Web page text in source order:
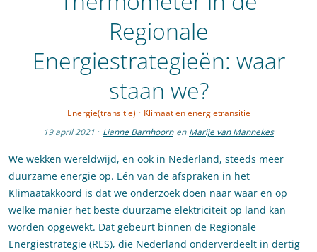
Regionale
Energiestrategieën: waar
staan we?
Energie(transitie) · Klimaat en energietransitie
19 april 2021 · Lianne Barnhoorn en Marije van Mannekes
We wekken wereldwijd, en ook in Nederland, steeds meer
duurzame energie op. Eén van de afspraken in het
Klimaatakkoord is dat we onderzoek doen naar waar en op
welke manier het beste duurzame elektriciteit op land kan
worden opgewekt. Dat gebeurt binnen de Regionale
Energiestrategie (RES), die Nederland onderverdeelt in dertig